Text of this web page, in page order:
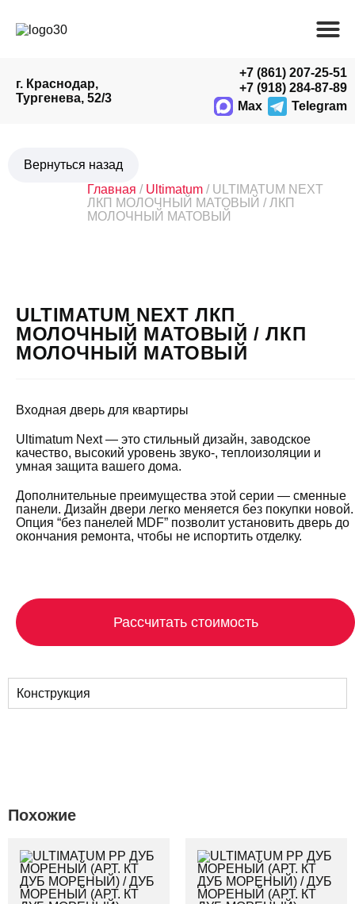
г. Краснодар,
Тургенева, 52/3
+7 (861) 207-25-51
+7 (918) 284-87-89
Max
Telegram
Главная / Ultimatum / ULTIMATUM NEXT
ЛКП МОЛОЧНЫЙ МАТОВЫЙ / ЛКП
МОЛОЧНЫЙ МАТОВЫЙ
ULTIMATUM NEXT ЛКП
МОЛОЧНЫЙ МАТОВЫЙ / ЛКП
МОЛОЧНЫЙ МАТОВЫЙ
Входная дверь для квартиры
Ultimatum Next — это стильный дизайн, заводское
качество, высокий уровень звуко-, теплоизоляции и
умная защита вашего дома.
Дополнительные преимущества этой серии — сменные
панели. Дизайн двери легко меняется без покупки новой.
Опция “без панелей MDF” позволит установить дверь до
окончания ремонта, чтобы не испортить отделку.
Рассчитать стоимость
Конструкция
Похожие